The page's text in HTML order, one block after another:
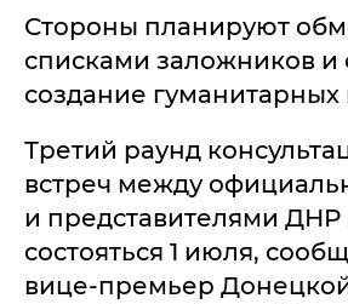
Стороны планируют
списками заложников и
создание
Третий раунд
встреч между
и представителями
состояться 1 июля,
вице-премьер